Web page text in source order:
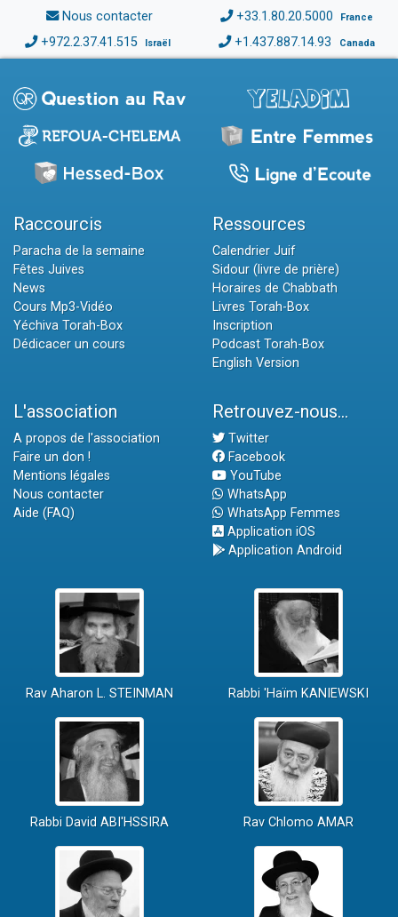
Nous contacter +33.1.80.20.5000 France
+972.2.37.41.515 Israël +1.437.887.14.93 Canada
Raccourcis
Paracha de la semaine
Fêtes Juives
News
Cours Mp3-Vidéo
Yéchiva Torah-Box
Dédicacer un cours
Ressources
Calendrier Juif
Sidour (livre de prière)
Horaires de Chabbath
Livres Torah-Box
Inscription
Podcast Torah-Box
English Version
L'association
A propos de l'association
Faire un don !
Mentions légales
Nous contacter
Aide (FAQ)
Retrouvez-nous...
Twitter
Facebook
YouTube
WhatsApp
WhatsApp Femmes
Application iOS
Application Android
Rav Aharon L. STEINMAN Rabbi 'Haïm KANIEWSKI
Rabbi David ABI'HSSIRA Rav Chlomo AMAR